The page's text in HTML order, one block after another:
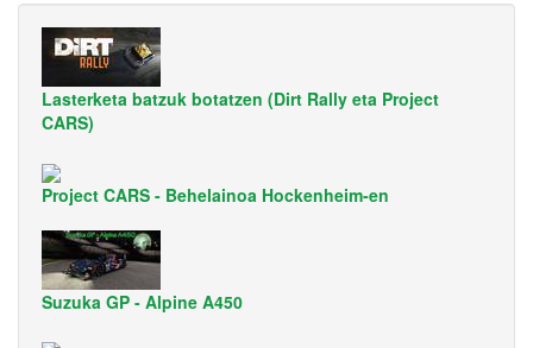
Lasterketa batzuk botatzen (Dirt Rally eta Project
CARS)
Project CARS - Behelainoa Hockenheim-en
Suzuka GP - Alpine A450